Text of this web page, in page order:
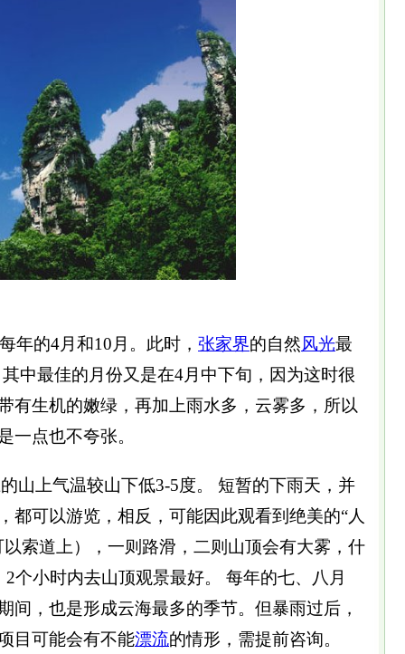
年的4月和10月。此时， 张家界的自然风光最
中最佳的月份又是在4月中下旬，因为这时很
有生机的嫩绿，再加上雨水多，云雾多，所以
一点也不夸张。
山上气温较山下低3-5度。 短暂的下雨天，并
都可以游览，相反，可能因此观看到绝美的“人
索道上），一则路滑，二则山顶会有大雾，什
个小时内去山顶观景最好。 每年的七、八月
间，也是形成云海最多的季节。但暴雨过后，
目可能会有不能漂流的情形，需提前咨询。